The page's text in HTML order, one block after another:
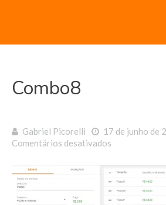
Combo8
Gabriel Picorelli
17 de junho de
Comentários desativados